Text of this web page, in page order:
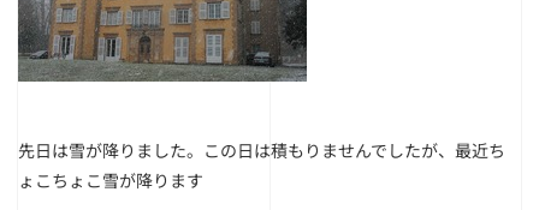
先日は雪が降りました。この日は積もりませんでしたが、最近ち
ょこちょこ雪が降ります